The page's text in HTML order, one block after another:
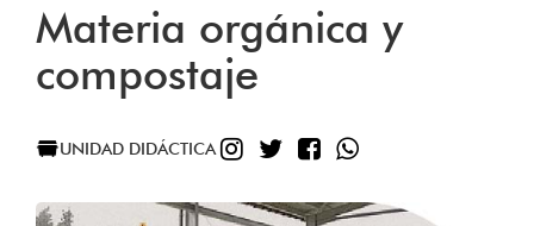
Materia orgánica y
compostaje
UNIDAD DIDÁCTICA